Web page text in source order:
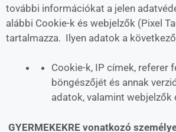
további információkat a jelen
alábbi Cookie-k és webjelzők (Pixel
tartalmazza. Ilyen adatok a
Cookie-k, IP címek, referer
böngészőjét és annak
adatok, valamint webjelzők
GYERMEKEKRE vonatkozó